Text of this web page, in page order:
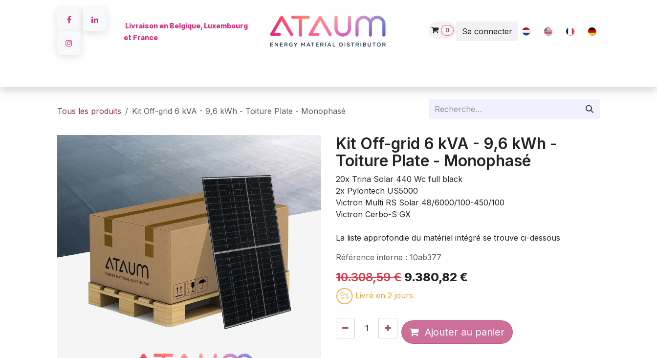
Livraison en Belgique, Luxembourg
et France
0 Se connecter
Tous les produits Kit Off-grid 6 kVA - 9,6 kWh - Toiture Plate - Monophasé
Kit Off-grid 6 kVA - 9,6 kWh -
Toiture Plate - Monophasé
20x Trina Solar 440 Wc full black
2x Pylontech US5000
Victron Multi RS Solar 48/6000/100-450/100
Victron Cerbo-S GX
La liste approfondie du matériel intégré se trouve ci-dessous
Référence interne : 10ab377
10.308,59€ 9.380,82 €
Livré en 2 jours
Ajouter au panier